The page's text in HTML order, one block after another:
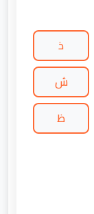
ذ
ش
ظ